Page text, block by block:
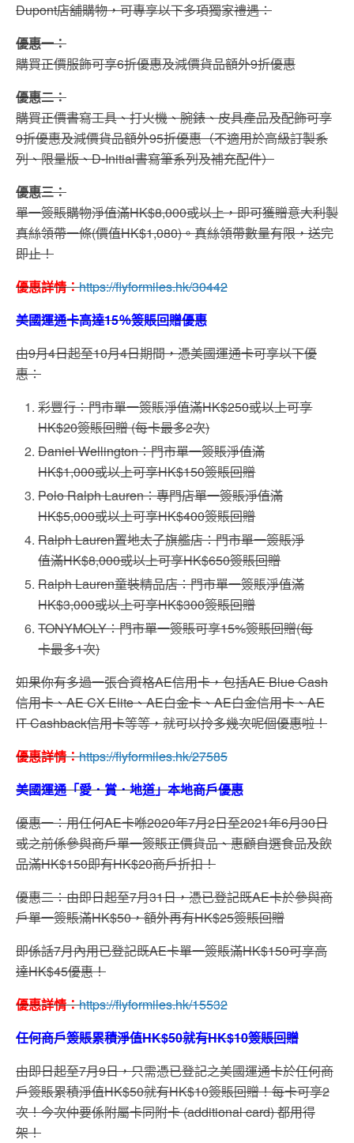
Dupont店舖購物，可專享以下多項獨家禮遇：
優惠一：
購買正價服飾可享6折優惠及減價貨品額外9折優惠
優惠二：
購買正價書寫工具、打火機、腕錶、皮具產品及配飾可享
9折優惠及減價貨品額外95折優惠（不適用於高級訂製系
列、限量版、D-Initial書寫筆系列及補充配件）
優惠三：
單一簽賬購物淨值滿HK$8,000或以上，即可獲贈意大利製
真絲領帶一條(價值HK$1,080)。真絲領帶數量有限，送完
即止！
優惠詳情：https://flyformiles.hk/30442
美國運通卡高達15％簽賬回贈優惠
由9月4日起至10月4日期間，憑美國運通卡可享以下優
惠：
彩豐行：門市單一簽賬淨值滿HK$250或以上可享
HK$20簽賬回贈 (每卡最多2次)
Daniel Wellington：門市單一簽賬淨值滿
HK$1,000或以上可享HK$150簽賬回贈
Polo Ralph Lauren：專門店單一簽賬淨值滿
HK$5,000或以上可享HK$400簽賬回贈
Ralph Lauren置地太子旗艦店：門市單一簽賬淨
值滿HK$8,000或以上可享HK$650簽賬回贈
Ralph Lauren童裝精品店：門市單一簽賬淨值滿
HK$3,000或以上可享HK$300簽賬回贈
TONYMOLY：門市單一簽賬可享15%簽賬回贈(每
卡最多1次)
如果你有多過一張合資格AE信用卡，包括AE Blue Cash
信用卡、AE CX Elite、AE白金卡、AE白金信用卡、AE
IT Cashback信用卡等等，就可以拎多幾次呢個優惠啦！
優惠詳情：https://flyformiles.hk/27585
美國運通「愛．賞．地道」本地商戶優惠
優惠一：用任何AE卡喺2020年7月2日至2021年6月30日
或之前係參與商戶單一簽賬正價貨品、惠顧自選食品及飲
品滿HK$150即有HK$20商戶折扣！
優惠二：由即日起至7月31日，憑已登記既AE卡於參與商
戶單一簽賬滿HK$50，額外再有HK$25簽賬回贈
即係話7月內用已登記既AE卡單一簽賬滿HK$150可享高
達HK$45優惠！
優惠詳情：https://flyformiles.hk/15532
任何商戶簽賬累積淨值HK$50就有HK$10簽賬回贈
由即日起至7月9日，只需憑已登記之美國運通卡於任何商
戶簽賬累積淨值HK$50就有HK$10簽賬回贈！每卡可享2
次！今次仲要係附屬卡同附卡 (additional card) 都用得
架！